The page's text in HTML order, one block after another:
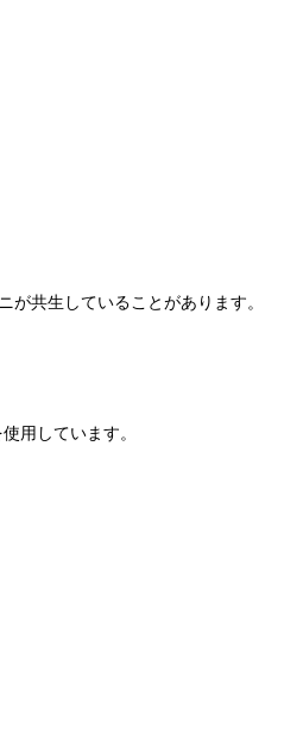
共生していることがあります。
用しています。